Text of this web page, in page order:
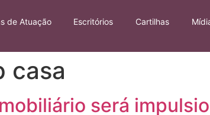
de Atuação Escritórios Cartilhas
casa
será